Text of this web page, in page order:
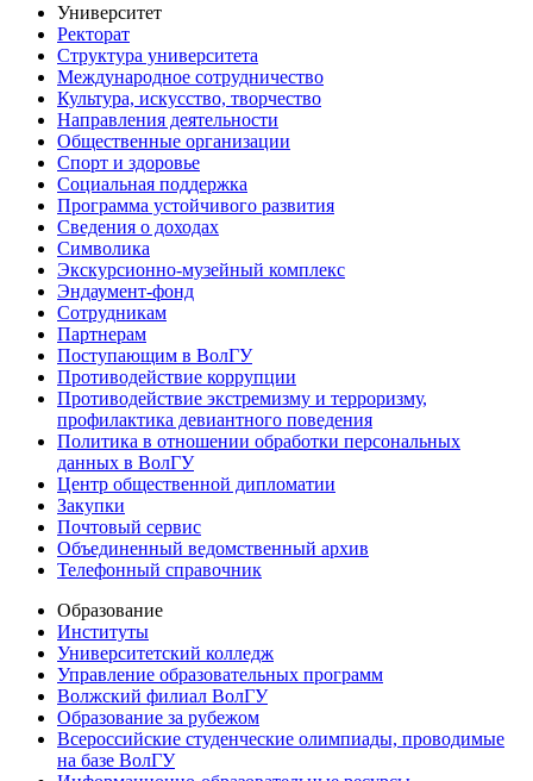
Университет
Ректорат
Структура университета
Международное сотрудничество
Культура, искусство, творчество
Направления деятельности
Общественные организации
Спорт и здоровье
Социальная поддержка
Программа устойчивого развития
Сведения о доходах
Символика
Экскурсионно-музейный комплекс
Эндаумент-фонд
Сотрудникам
Партнерам
Поступающим в ВолГУ
Противодействие коррупции
Противодействие экстремизму и терроризму,
профилактика девиантного поведения
Политика в отношении обработки персональных
данных в ВолГУ
Центр общественной дипломатии
Закупки
Почтовый сервис
Объединенный ведомственный архив
Телефонный справочник
Образование
Институты
Университетский колледж
Управление образовательных программ
Волжский филиал ВолГУ
Образование за рубежом
Всероссийские студенческие олимпиады, проводимые
на базе ВолГУ